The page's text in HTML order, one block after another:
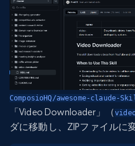
ComposioHQ/awesome-claude-
「Video Downloader」（
ダに移動し、ZIPファイルに